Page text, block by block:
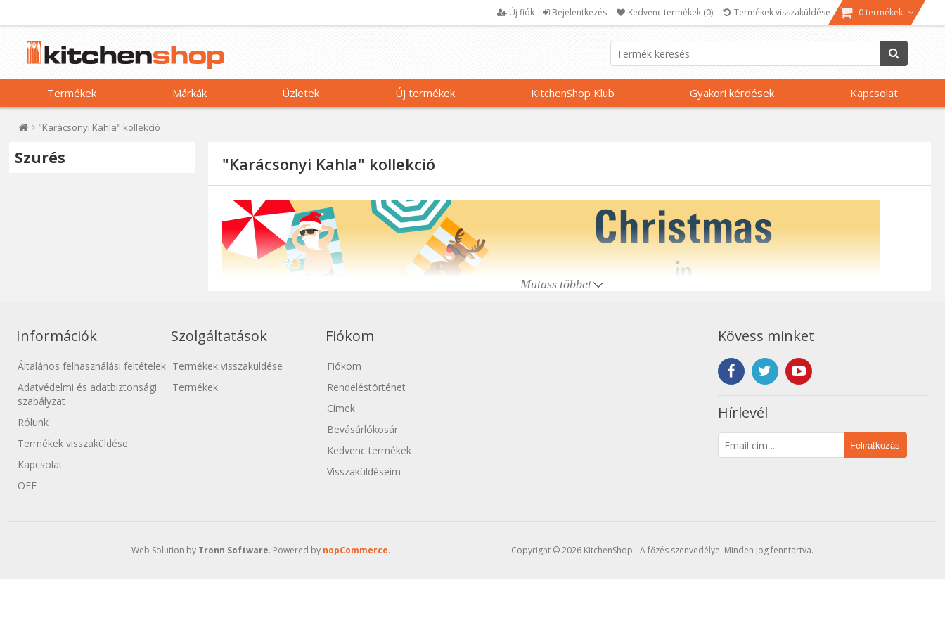
Új fiók Bejelentkezés Kedvenc termékek (0) Termékek visszaküldése 0 termékek
Termékek Márkák Üzletek Új termékek KitchenShop Klub Gyakori kérdések Kapcsolat
"Karácsonyi Kahla" kollekció
Szurés "Karácsonyi Kahla" kollekció
Vissza a főkategóriához
Mutass többet
Információk
Általános felhasználási feltételek
Adatvédelmi és adatbiztonsági
szabályzat
Rólunk
Termékek visszaküldése
Kapcsolat
OFE
Szolgáltatások
Termékek visszaküldése
Termékek
Fiókom
Fiókom
Rendeléstörténet
Címek
Bevásárlókosár
Kedvenc termékek
Visszaküldéseim
Kövess minket
Hírlevél
Feliratkozás
Copyright © 2026 KitchenShop - A főzés szenvedélye. Minden jog fenntartva.
Web Solution by Tronn Software. Powered by nopCommerce.